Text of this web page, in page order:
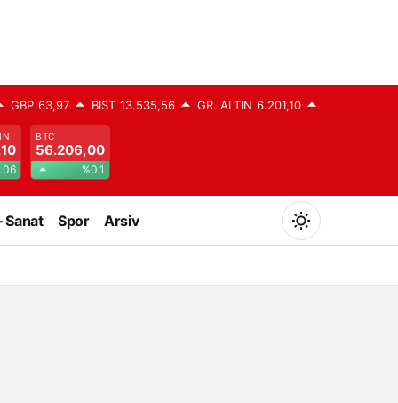
GBP 63,97 BIST 13.535,56 GR. ALTIN 6.201,10
BTC
56.206,00
%0.1
Sanat Spor Arsiv
Mod
değiştir